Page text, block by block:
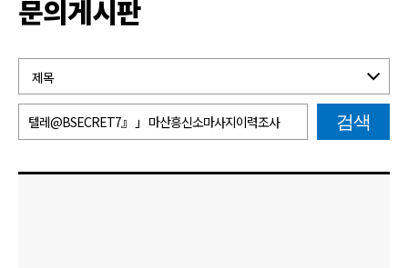
문의게시판
검색